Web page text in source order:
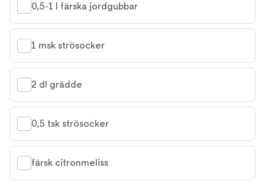
0,5-1 l färska jordgubbar
1 msk strösocker
2 dl grädde
0,5 tsk strösocker
färsk citronmeliss